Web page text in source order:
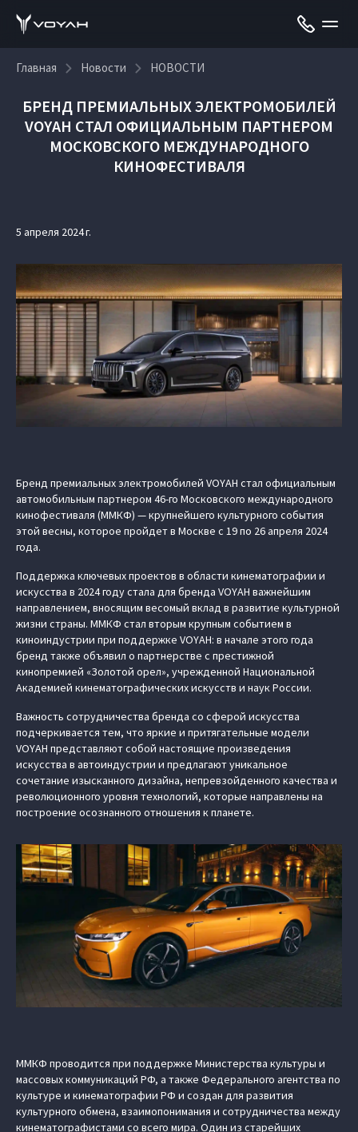
Главная Новости НОВОСТИ
БРЕНД ПРЕМИАЛЬНЫХ ЭЛЕКТРОМОБИЛЕЙ
VOYAH СТАЛ ОФИЦИАЛЬНЫМ ПАРТНЕРОМ
МОСКОВСКОГО МЕЖДУНАРОДНОГО
КИНОФЕСТИВАЛЯ
5 апреля 2024 г.
Бренд премиальных электромобилей VOYAH стал официальным
автомобильным партнером 46-го Московского международного
кинофестиваля (ММКФ) — крупнейшего культурного события
этой весны, которое пройдет в Москве с 19 по 26 апреля 2024
года.
Поддержка ключевых проектов в области кинематографии и
искусства в 2024 году стала для бренда VOYAH важнейшим
направлением, вносящим весомый вклад в развитие культурной
жизни страны. ММКФ стал вторым крупным событием в
киноиндустрии при поддержке VOYAH: в начале этого года
бренд также объявил о партнерстве с престижной
кинопремией «Золотой орел», учрежденной Национальной
Академией кинематографических искусств и наук России.
Важность сотрудничества бренда со сферой искусства
подчеркивается тем, что яркие и притягательные модели
VOYAH представляют собой настоящие произведения
искусства в автоиндустрии и предлагают уникальное
сочетание изысканного дизайна, непревзойденного качества и
революционного уровня технологий, которые направлены на
построение осознанного отношения к планете.
ММКФ проводится при поддержке Министерства культуры и
массовых коммуникаций РФ, а также Федерального агентства по
культуре и кинематографии РФ и создан для развития
культурного обмена, взаимопонимания и сотрудничества между
кинематографистами со всего мира. Один из старейших